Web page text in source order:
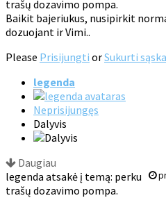
trašų dozavimo pompa.
Baikit bajeriukus, nusipirkit
dozuojant ir Vimi..
Please Prisijungti orSukurti
legenda
Neprisijungęs
Dalyvis
Daugiau
legenda atsakė į temą: perku
trašų dozavimo pompa.